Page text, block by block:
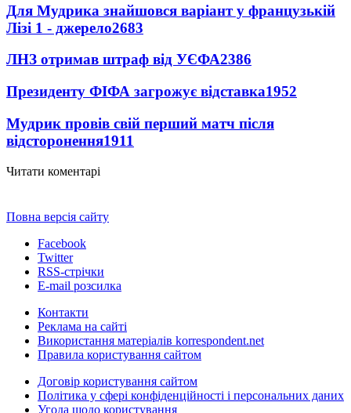
Для Мудрика знайшовся варіант у французькій
Лізі 1 - джерело2683
ЛНЗ отримав штраф від УЄФА2386
Президенту ФІФА загрожує відставка1952
Мудрик провів свій перший матч після
відсторонення1911
Читати коментарі
Повна версія сайту
Facebook
Twitter
RSS-стрічки
E-mail розсилка
Контакти
Реклама на сайті
Використання матеріалів korrespondent.net
Правила користування сайтом
Договір користування сайтом
Політика у сфері конфіденційності і персональних даних
Угода щодо користування